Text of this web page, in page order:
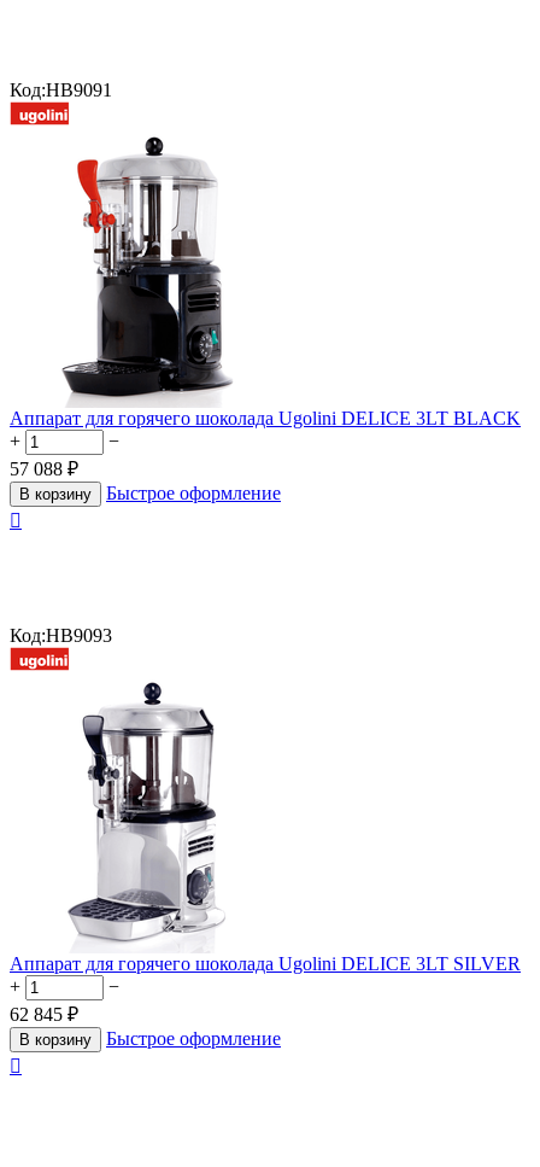
Код:HB9091
Аппарат для горячего шоколада Ugolini DELICE 3LT BLACK
+
−
57 088 ₽
В корзину
Быстрое оформление

Код:HB9093
Аппарат для горячего шоколада Ugolini DELICE 3LT SILVER
+
−
62 845 ₽
В корзину
Быстрое оформление
